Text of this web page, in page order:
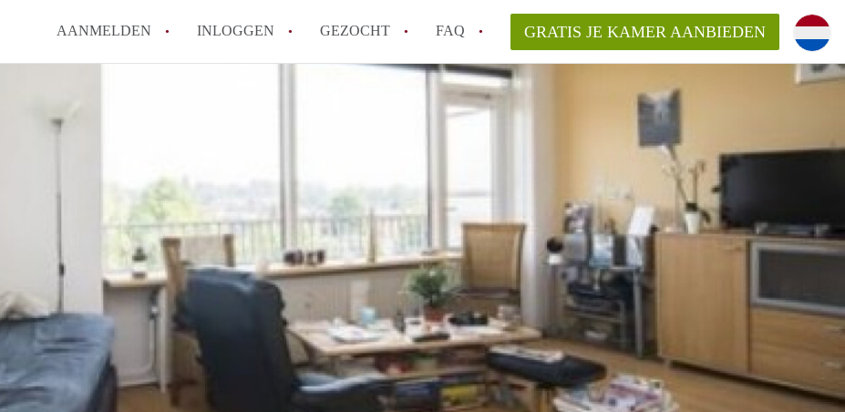
AANMELDEN INLOGGEN GEZOCHT FAQ
Hoe vind ik snel een kamer in Utrecht?
How to translate KamersUtrecht!
Alle veelgestelde vragen
GRATIS JE KAMER AANBIEDEN